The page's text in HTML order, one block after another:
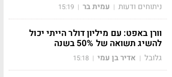
ניתוחים ודעות | עמית בר |
15:19
וורן באפט: עם מיליון דולר הייתי יכול
להשיג תשואה של 50% בשנה
גלובל | אדיר בן עמי |
15:18